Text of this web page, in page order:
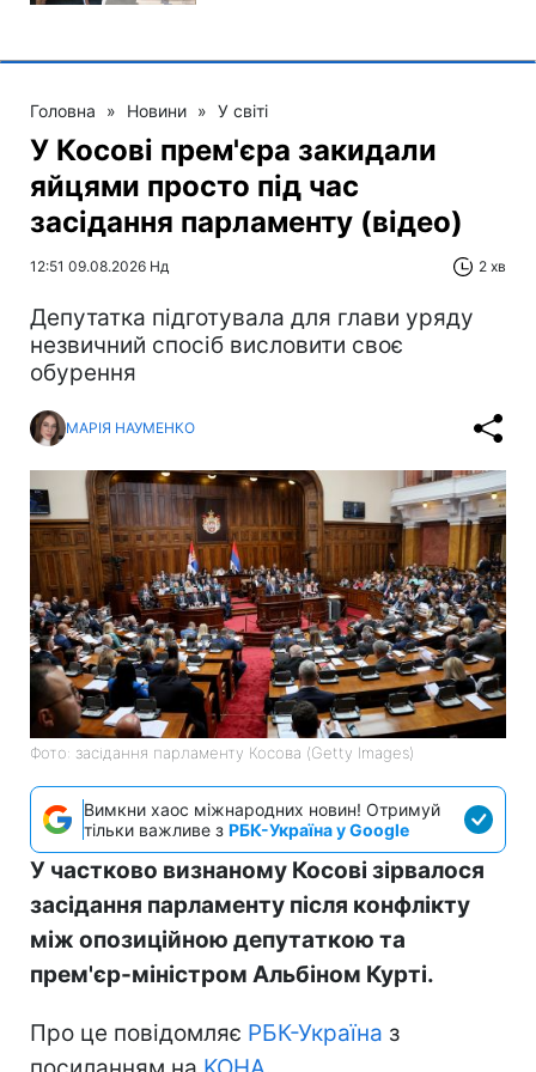
Головна » Новини » У світі
У Косові прем'єра закидали
яйцями просто під час
засідання парламенту (відео)
12:51 09.08.2026 Нд 2 хв
Депутатка підготувала для глави уряду
незвичний спосіб висловити своє
обурення
МАРІЯ НАУМЕНКО
Фото: засідання парламенту Косова (Getty Images)
Вимкни хаос міжнародних новин! Отримуй
тільки важливе з РБК-Україна у Google
У частково визнаному Косові зірвалося
засідання парламенту після конфлікту
між опозиційною депутаткою та
прем'єр-міністром Альбіном Курті.
Про це повідомляє РБК-Україна з